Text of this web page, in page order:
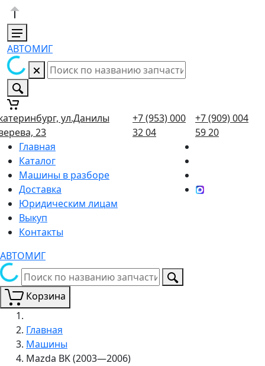
АВТОМИГ
ул.Данилы
23
+7 (953) 000
32 04
+7 (909) 004
59 20
Главная
Каталог
Машины в разборе
Доставка
Юридическим лицам
Выкуп
Контакты
АВТОМИГ
Корзина
Главная
Машины
Mazda BK (2003—2006)